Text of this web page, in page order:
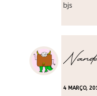
bjs
4 MARÇO,